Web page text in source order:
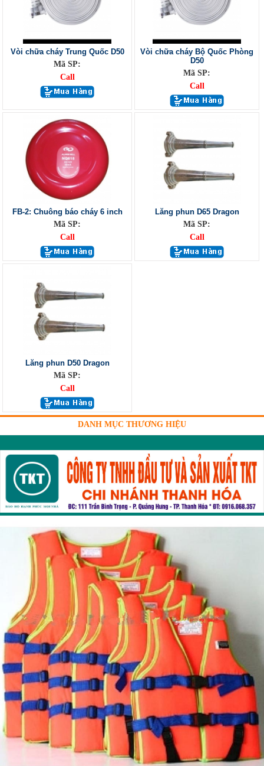
Vòi chữa cháy Trung Quốc D50
Mã SP:
Call
Vòi chữa cháy Bộ Quốc Phòng
D50
Mã SP:
Call
FB-2: Chuông báo cháy 6 inch
Mã SP:
Call
Lăng phun D65 Dragon
Mã SP:
Call
Lăng phun D50 Dragon
Mã SP:
Call
DANH MỤC THƯƠNG HIỆU